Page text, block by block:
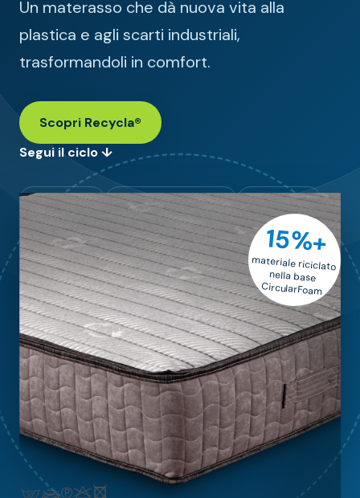
Un materasso che dà nuova vita alla
plastica e agli scarti industriali,
trasformandoli in comfort.
Scopri Recycla®
Segui il ciclo ↓
PET riciclato Poliestere rigenerato Made in Italy
15%+
materiale riciclato
nella base
CircularFoam